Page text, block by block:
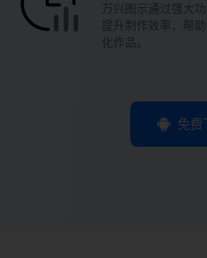
万兴图示通过强大
提升制作效率，帮
化作品。
免费